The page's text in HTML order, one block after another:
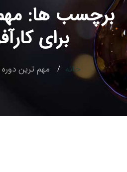
برچسب ها:
برای
خانه مهم ترین دوره